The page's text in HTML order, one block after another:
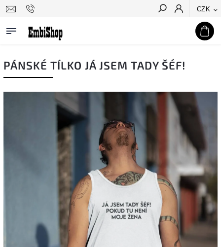
CZK
Hledat
PÁNSKÉ TÍLKO JÁ JSEM TADY ŠÉF!